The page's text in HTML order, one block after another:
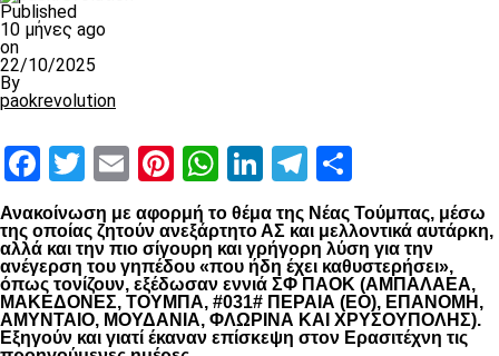
Published
10 μήνες ago
on
22/10/2025
By
paokrevolution
Facebook
Twitter
EmailPinterest
WhatsApp
LinkedIn
Telegram
Ανακοίνωση με αφορμή το θέμα της Νέας Τούμπας, μέσω
της οποίας ζητούν ανεξάρτητο ΑΣ και μελλοντικά αυτάρκη,
αλλά και την πιο σίγουρη και γρήγορη λύση για την
ανέγερση του γηπέδου «που ήδη έχει καθυστερήσει»,
όπως τονίζουν, εξέδωσαν εννιά ΣΦ ΠΑΟΚ (ΑΜΠΑΛΑΕΑ,
ΜΑΚΕΔΟΝΕΣ, ΤΟΥΜΠΑ, #031# ΠΕΡΑΙΑ (ΕΟ), ΕΠΑΝΟΜΗ,
ΑΜΥΝΤΑΙΟ, ΜΟΥΔΑΝΙΑ, ΦΛΩΡΙΝΑ ΚΑΙ ΧΡΥΣΟΥΠΟΛΗΣ).
Εξηγούν και γιατί έκαναν επίσκεψη στον Ερασιτέχνη τις